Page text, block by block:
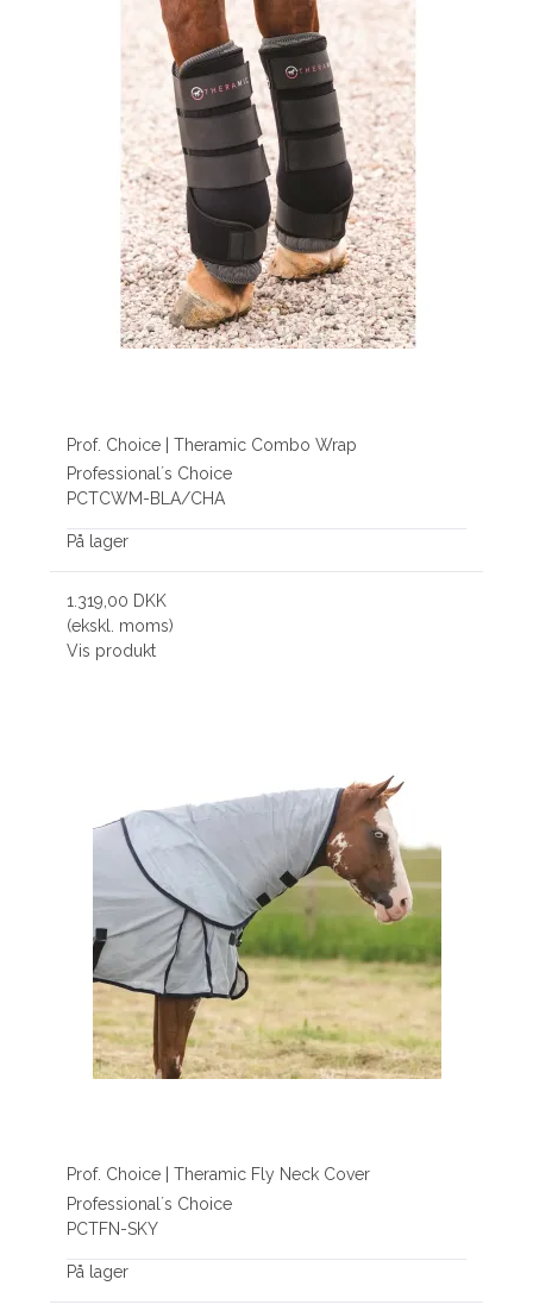
Prof. Choice | Theramic Combo Wrap
Professional´s Choice
PCTCWM-BLA/CHA
På lager
1.319,00 DKK
(ekskl. moms)
Vis produkt
Prof. Choice | Theramic Fly Neck Cover
Professional´s Choice
PCTFN-SKY
På lager